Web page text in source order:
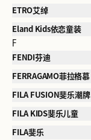
ETRO艾绰
Eland Kids依恋童装
F
FENDI芬迪
FERRAGAMO菲拉格慕
FILA FUSION斐乐潮牌
FILA KIDS斐乐儿童
FILA斐乐